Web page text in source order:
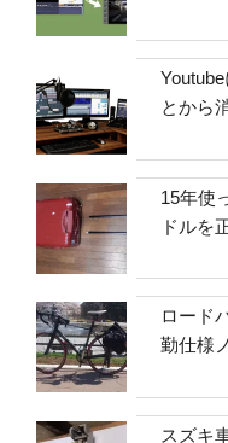
とから
15年使
ドルを
ロード
勤仕様
スズキ